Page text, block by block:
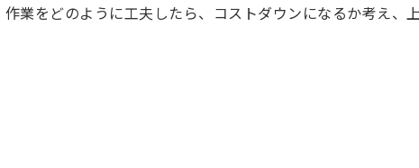
作業をどのように工夫したら、コストダウンになるか考え、